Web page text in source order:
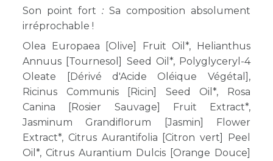
Son point fort : Sa composition absolument
irréprochable !
Olea Europaea [Olive] Fruit Oil*, Helianthus
Annuus [Tournesol] Seed Oil*, Polyglyceryl-4
Oleate [Dérivé d'Acide Oléique Végétal],
Ricinus Communis [Ricin] Seed Oil*, Rosa
Canina [Rosier Sauvage] Fruit Extract*,
Jasminum Grandiflorum [Jasmin] Flower
Extract*, Citrus Aurantifolia [Citron vert] Peel
Oil*, Citrus Aurantium Dulcis [Orange Douce]